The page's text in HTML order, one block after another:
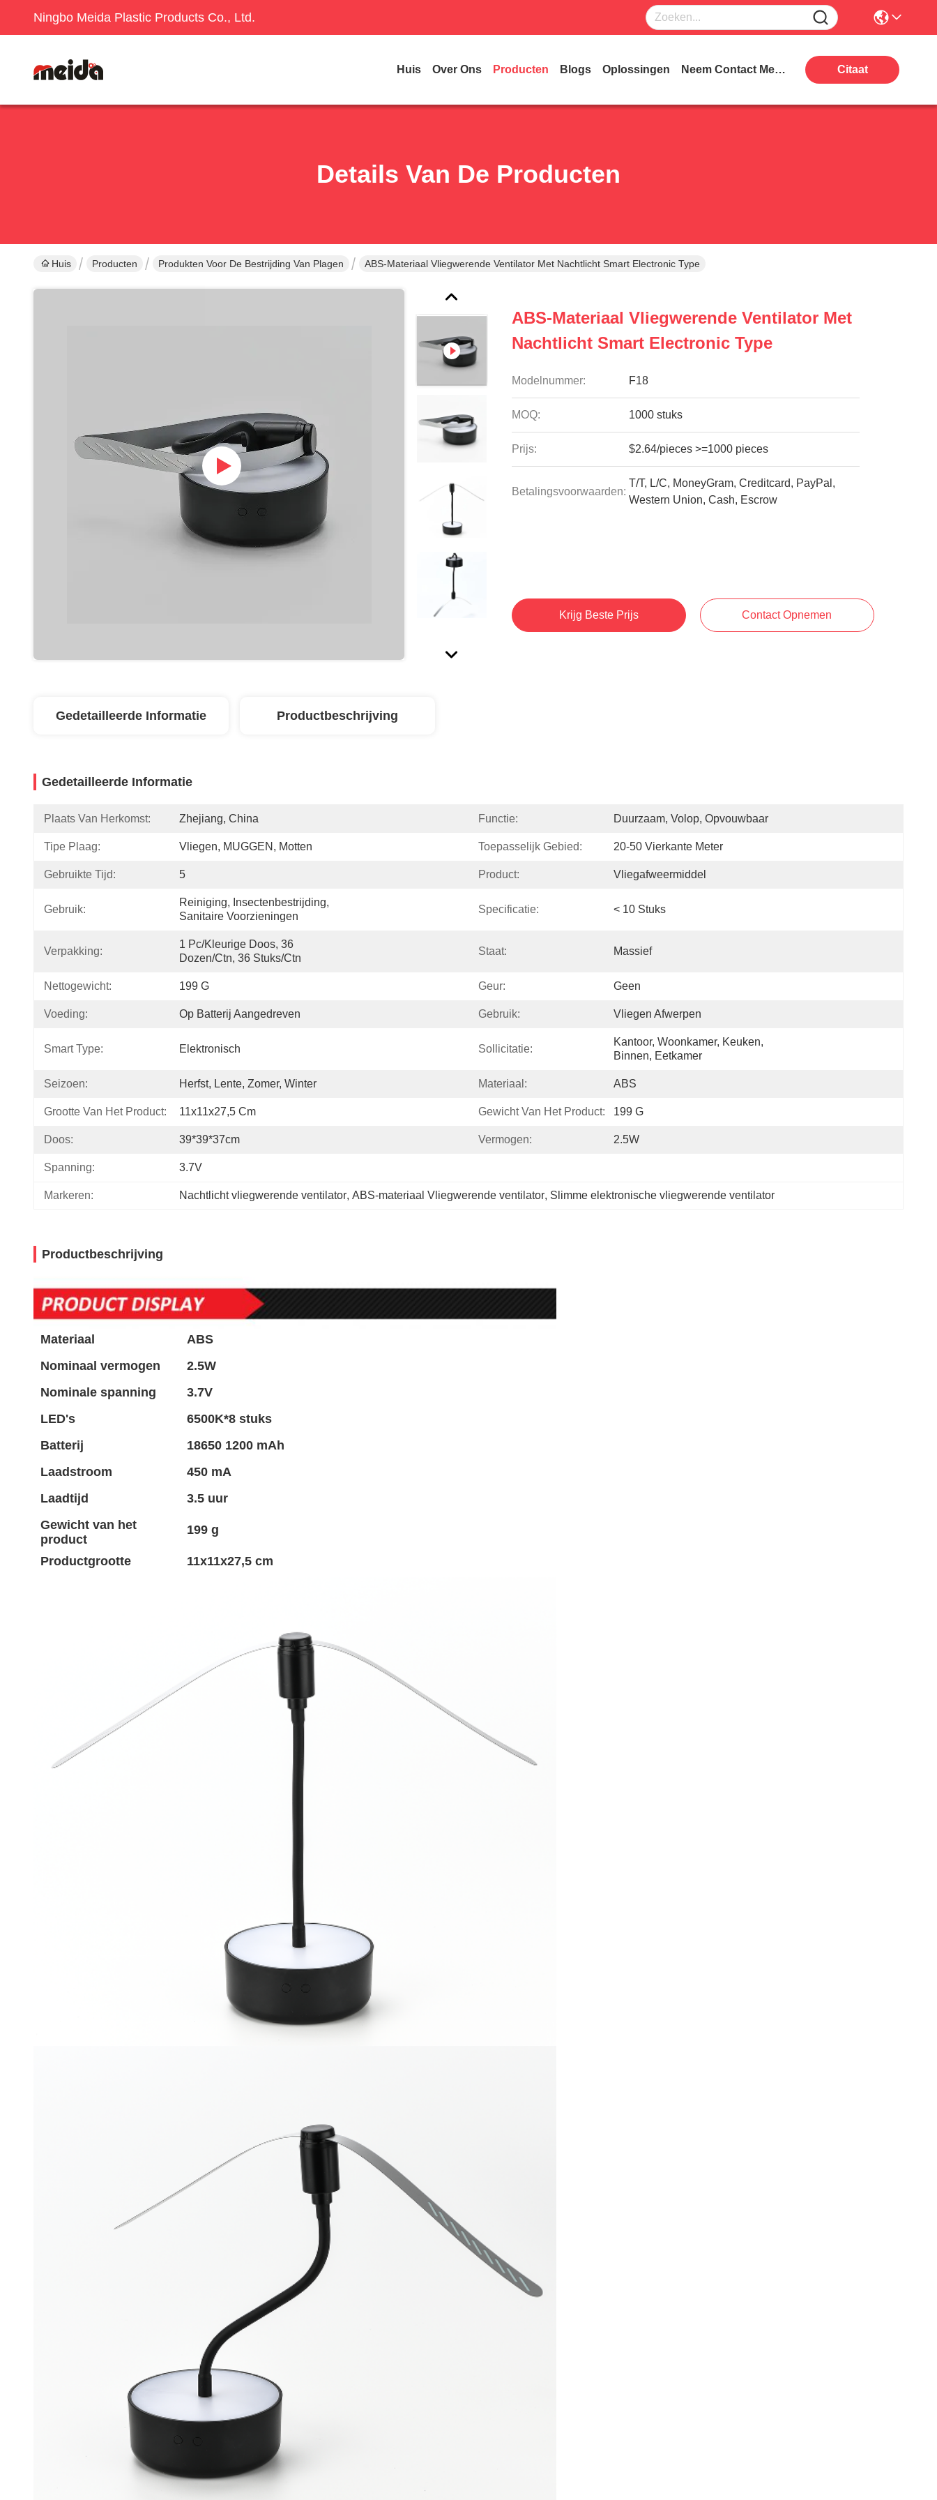
Ningbo Meida Plastic Products Co., Ltd.
Huis Over Ons Producten Blogs Oplossingen Neem Contact Met Ons Op Citaat
Details Van De Producten
Huis Producten Produkten Voor De Bestrijding Van Plagen ABS-Materiaal Vliegwerende Ventilator Met Nachtlicht Smart Electronic Type
ABS-Materiaal Vliegwerende Ventilator Met
Nachtlicht Smart Electronic Type
Modelnummer: F18
MOQ: 1000 stuks
Prijs: $2.64/pieces >=1000 pieces
Betalingsvoorwaarden:
T/T, L/C, MoneyGram, Creditcard, PayPal,
Western Union, Cash, Escrow
Krijg Beste Prijs Contact Opnemen
Gedetailleerde Informatie Productbeschrijving
Gedetailleerde Informatie
Plaats Van Herkomst: Zhejiang, China Functie: Duurzaam, Volop, Opvouwbaar
Tipe Plaag: Vliegen, MUGGEN, Motten Toepasselijk Gebied: 20-50 Vierkante Meter
Gebruikte Tijd: 5 Product: Vliegafweermiddel
Gebruik:
Reiniging, Insectenbestrijding,
Sanitaire Voorzieningen
Specificatie: < 10 Stuks
Verpakking:
1 Pc/kleurige Doos, 36
Dozen/ctn, 36 Stuks/ctn
Staat: Massief
Nettogewicht: 199 G Geur: Geen
Voeding: Op Batterij Aangedreven Gebruik: Vliegen Afwerpen
Smart Type: Elektronisch Sollicitatie:
Kantoor, Woonkamer, Keuken,
Binnen, Eetkamer
Seizoen: Herfst, Lente, Zomer, Winter Materiaal: ABS
Grootte Van Het Product: 11x11x27,5 Cm Gewicht Van Het Product: 199 G
Doos: 39*39*37cm Vermogen: 2.5W
Spanning: 3.7V
Markeren: Nachtlicht vliegwerende ventilator, ABS-materiaal Vliegwerende ventilator, Slimme elektronische vliegwerende ventilator
Productbeschrijving
Materiaal
ABS
Nominaal vermogen
2.5W
Nominale spanning
3.7V
LED's
6500K*8 stuks
Batterij
18650 1200 mAh
Laadstroom
450 mA
Laadtijd
3.5 uur
Gewicht van het
product
199 g
Productgrootte 11x11x27,5 cm